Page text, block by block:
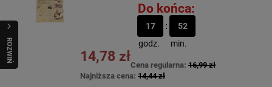
R
O
Z
W
I
Ń
O
B
I
Do końca:
17
godz.
52
min.
14,78 zł
Cena regularna: 16,99 zł
Najniższa cena: 14,44 zł